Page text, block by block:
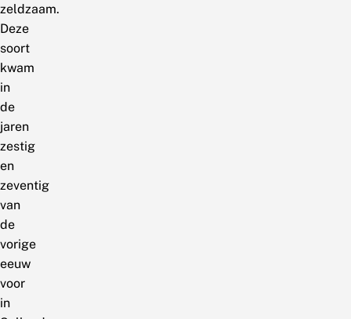
zeldzaam.
Deze
soort
kwam
in
de
jaren
zestig
en
zeventig
van
de
vorige
eeuw
voor
in